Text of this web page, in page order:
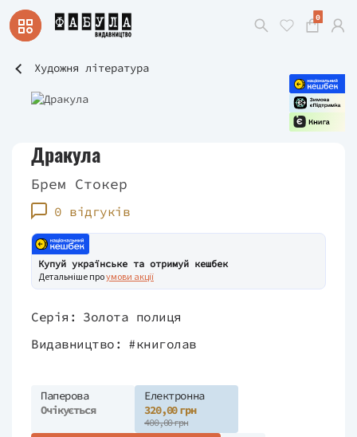
0
Художня література
Дракула
Брем Стокер
0 відгуків
Купуй українське та отримуй кешбек
Детальніше проумови акції
Серія: Золота полиця
Видавництво: #книголав
Паперова
Очікується
Електронна
320,00 грн
400,00 грн